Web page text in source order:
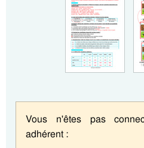
Vous n'êtes pas
adhérent :